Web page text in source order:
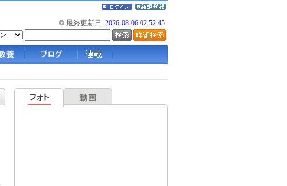
最終更新日: 2026-08-06 02:52:45